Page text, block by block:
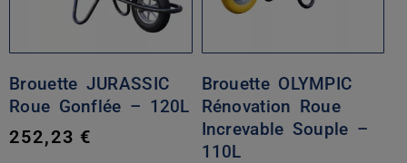
Brouette JURASSIC
Roue Gonflée – 120L
252,23 €
Brouette OLYMPIC
Rénovation Roue
Increvable Souple –
110L